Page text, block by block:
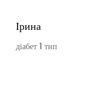
Ірина
діабет 1 тип